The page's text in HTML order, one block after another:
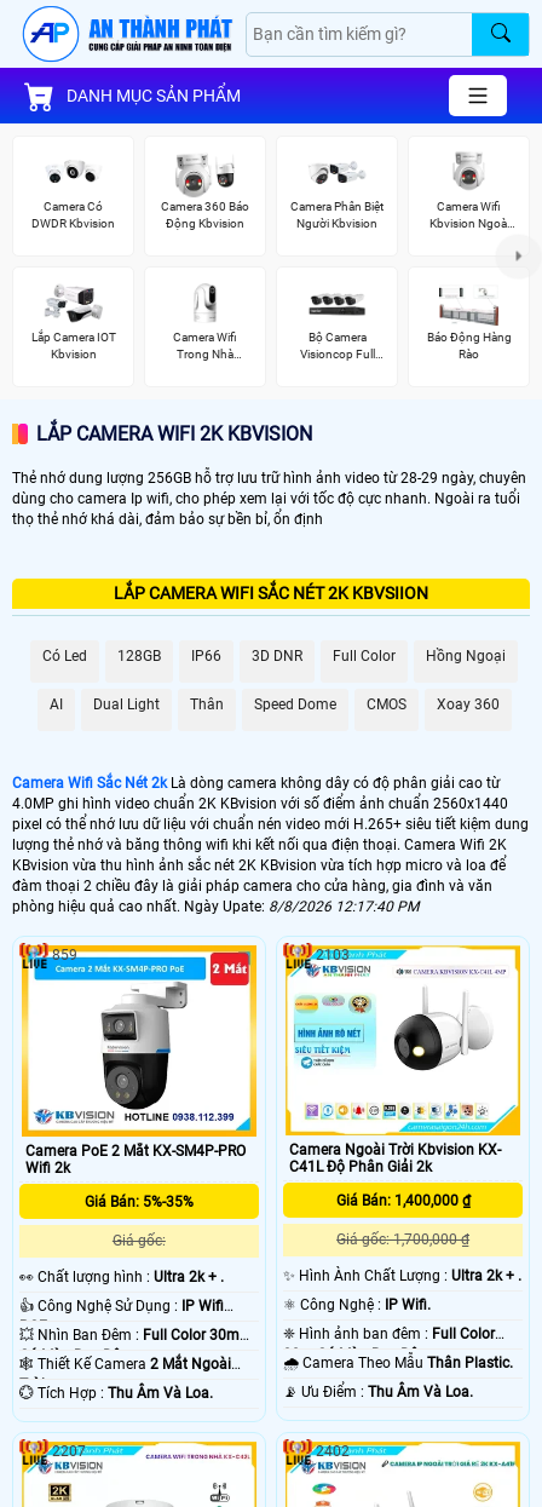
DANH MỤC SẢN PHẨM
Camera Có
DWDR Kbvision
Camera 360 Báo
Động Kbvision
Camera Phân Biệt
Người Kbvision
Camera Wifi
Kbvision Ngoài
Lắp Camera IOT
Kbvision
Camera Wifi
Trong Nhà
Bộ Camera
Visioncop Full
Báo Động Hàng
Rào
LẮP CAMERA WIFI 2K KBVISION
Thẻ nhớ dung lượng 256GB hỗ trợ lưu trữ hình ảnh video từ 28-29 ngày, chuyên
dùng cho camera Ip wifi, cho phép xem lại với tốc độ cực nhanh. Ngoài ra tuổi
thọ thẻ nhớ khá dài, đảm bảo sự bền bỉ, ổn định
LẮP CAMERA WIFI SẮC NÉT 2K KBVSIION
Có Led 128GB IP66 3D DNR Full Color Hồng Ngoại
AI Dual Light Thân Speed Dome CMOS Xoay 360
Camera Wifi Sắc Nét 2kLà dòng camera không dây có độ phân giải cao từ
4.0MP ghi hình video chuẩn 2K KBvision với số điểm ảnh chuẩn 2560x1440
pixel có thể nhớ lưu dữ liệu với chuẩn nén video mới H.265+ siêu tiết kiệm dung
lượng thẻ nhớ và băng thông wifi khi kết nối qua điện thoại. Camera Wifi 2K
KBvision vừa thu hình ảnh sắc nét 2K KBvision vừa tích hợp micro và loa để
đàm thoại 2 chiều đây là giải pháp camera cho cửa hàng, gia đình và văn
phòng hiệu quả cao nhất. Ngày Upate: 8/8/2026 12:17:40 PM
Camera PoE 2 Mắt KX-SM4P-PRO
Wifi 2k
Giá Bán: 5%-35%
Giá gốc:
️👀 Chất lượng hình : Ultra 2k + .
👍 Công Nghệ Sử Dụng :
IP Wifi
POE.
💥 Nhìn Ban Đêm : Full Color 30m
Có Màu Ban Ðêm.
🕸️ Thiết Kế Camera 2 Mắt Ngoài
Trời.
️💮 Tích Hợp : Thu Âm Và Loa.
859
Camera Ngoài Trời Kbvision KX-
C41L Độ Phân Giải 2k
Giá Bán: 1,400,000 ₫
Giá gốc: 1,700,000 ₫
✨ Hình Ành Chất Lượng :Ultra 2k + .
⚛️ Công Nghệ : IP Wifi.
❈ Hình ảnh ban đêm : Full Color
30m Có Màu Ban Ðêm.
🌧️ Camera Theo MẫuThân Plastic.
️📡 Ưu Điểm :Thu Âm Và Loa.
2103
2207 2402